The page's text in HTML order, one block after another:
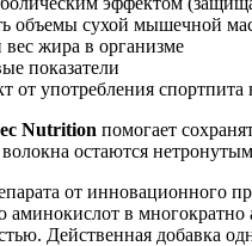
объемы сухой мышечной
жира в организме
показатели
от употребления спортпита
Nutrition помогает
остаются
от инновационного
в
Действенная добавка